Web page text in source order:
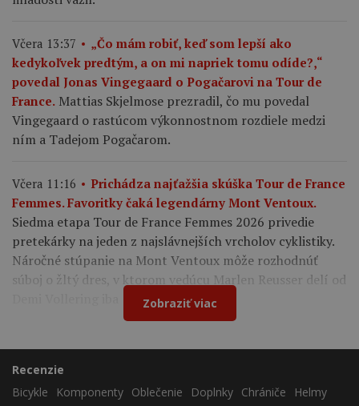
Včera 13:37
„Čo mám robiť, keď som lepší ako
kedykoľvek predtým, a on mi napriek tomu odíde?,“
povedal Jonas Vingegaard o Pogačarovi na Tour de
France. Mattias Skjelmose prezradil, čo mu povedal
Vingegaard o rastúcom výkonnostnom rozdiele medzi
ním a Tadejom Pogačarom.
Včera 11:16
Prichádza najťažšia skúška Tour de France
Femmes. Favoritky čaká legendárny Mont Ventoux.
Siedma etapa Tour de France Femmes 2026 privedie
pretekárky na jeden z najslávnejších vrcholov cyklistiky.
Náročné stúpanie na Mont Ventoux môže rozhodnúť
súboj o žltý dres, v ktorom vedúcu Marlen Reusser delí od
Demi Vollering iba 12 sekúnd.
Zobraziť viac
Recenzie
Bicykle
Komponenty Oblečenie Doplnky Chrániče
Helmy